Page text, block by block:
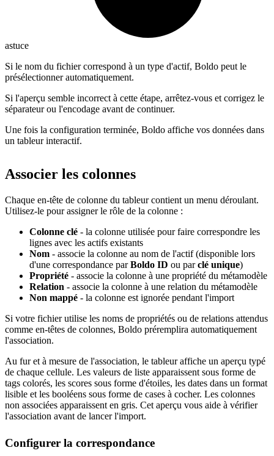
astuce
Si le nom du fichier correspond à un type d'actif, Boldo peut le
présélectionner automatiquement.
Si l'aperçu semble incorrect à cette étape, arrêtez-vous et corrigez le
séparateur ou l'encodage avant de continuer.
Une fois la configuration terminée, Boldo affiche vos données dans
un tableur interactif.
Associer les colonnes
Chaque en-tête de colonne du tableur contient un menu déroulant.
Utilisez-le pour assigner le rôle de la colonne :
Colonne clé - la colonne utilisée pour faire correspondre les
lignes avec les actifs existants
Nom - associe la colonne au nom de l'actif (disponible lors
d'une correspondance parBoldo ID ou parclé unique)
Propriété - associe la colonne à une propriété du métamodèle
Relation - associe la colonne à une relation du métamodèle
Non mappé - la colonne est ignorée pendant l'import
Si votre fichier utilise les noms de propriétés ou de relations attendus
comme en-têtes de colonnes, Boldo préremplira automatiquement
l'association.
Au fur et à mesure de l'association, le tableur affiche un aperçu typé
de chaque cellule. Les valeurs de liste apparaissent sous forme de
tags colorés, les scores sous forme d'étoiles, les dates dans un format
lisible et les booléens sous forme de cases à cocher. Les colonnes
non associées apparaissent en gris. Cet aperçu vous aide à vérifier
l'association avant de lancer l'import.
Configurer la correspondance